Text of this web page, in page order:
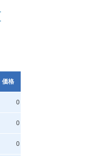
価格
0
0
0